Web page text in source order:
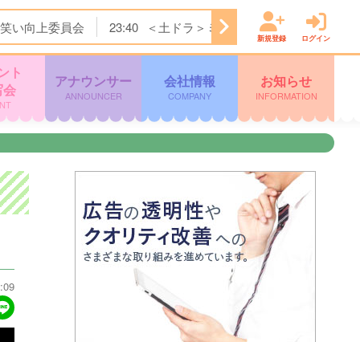
い向上委員会 23:40 ＜土ドラ＞ミッドナイト屋台 Ｓｅａ
新規登録 ログイン
ト
アナウンサー
ANNOUNCER
会社情報
COMPANY
お知らせ
INFORMATION